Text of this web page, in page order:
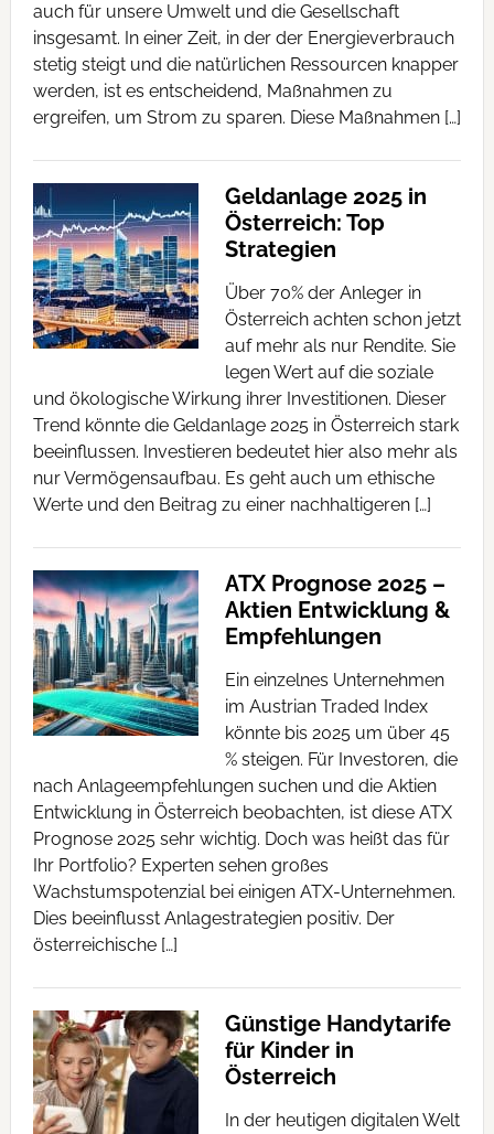
auch für unsere Umwelt und die Gesellschaft
insgesamt. In einer Zeit, in der der Energieverbrauch
stetig steigt und die natürlichen Ressourcen knapper
werden, ist es entscheidend, Maßnahmen zu
ergreifen, um Strom zu sparen. Diese Maßnahmen […]
Geldanlage 2025 in
Österreich: Top
Strategien
Über 70% der Anleger in
Österreich achten schon jetzt
auf mehr als nur Rendite. Sie
legen Wert auf die soziale
und ökologische Wirkung ihrer Investitionen. Dieser
Trend könnte die Geldanlage 2025 in Österreich stark
beeinflussen. Investieren bedeutet hier also mehr als
nur Vermögensaufbau. Es geht auch um ethische
Werte und den Beitrag zu einer nachhaltigeren […]
ATX Prognose 2025 –
Aktien Entwicklung &
Empfehlungen
Ein einzelnes Unternehmen
im Austrian Traded Index
könnte bis 2025 um über 45
% steigen. Für Investoren, die
nach Anlageempfehlungen suchen und die Aktien
Entwicklung in Österreich beobachten, ist diese ATX
Prognose 2025 sehr wichtig. Doch was heißt das für
Ihr Portfolio? Experten sehen großes
Wachstumspotenzial bei einigen ATX-Unternehmen.
Dies beeinflusst Anlagestrategien positiv. Der
österreichische […]
Günstige Handytarife
für Kinder in
Österreich
In der heutigen digitalen Welt